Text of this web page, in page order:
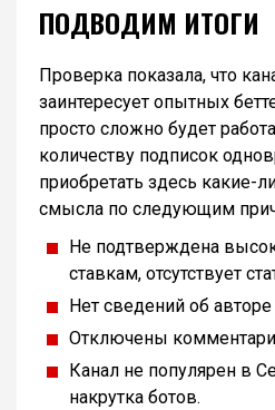
ПОДВОДИМ ИТОГИ
Проверка показала, что
заинтересует опытных
просто сложно будет
количеству подписок
приобретать здесь какие-
смысла по следующим
Не подтверждена
ставкам, отсутствует
Нет сведений об
Отключены
Канал не популярен в
накрутка ботов.